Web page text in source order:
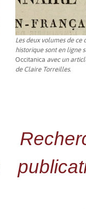
Les deux volumes de ce
historique sont en ligne
Occitanica avec un
de Claire Torreilles.